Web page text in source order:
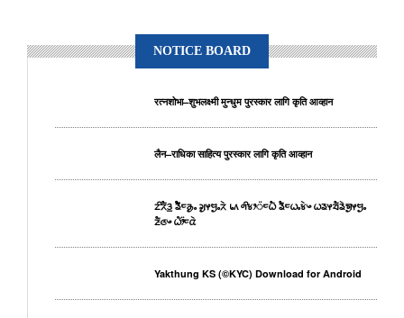
NOTICE BOARD
रत्नशोभा–शुभलक्ष्मी मुन्धुम पुरस्कार लागि कृति आव्हान
लैन–राधिका साहित्य पुरस्कार लागि कृति आव्हान
ᤁᤡᤖᤠᤋ᤻ ᤕᤠᤠᤰᤌᤢᤱ ᤆᤢᤶᤗᤢᤱᤖᤧ ᥇᥈ ᤛᤡᤃᤣ᤺ᤰᤐᤠ ᤕᤠᤰᤐᤱᤃᤧᤴ ᤐᤕᤶᤔᤠᤕᤧᤈᤢᤶᤗᤢᤱ
ᤏᤠᤜᤴ ᤐᤥ᤺ᤰᤂᤧ
Yakthung KS (©KYC) Download for Android